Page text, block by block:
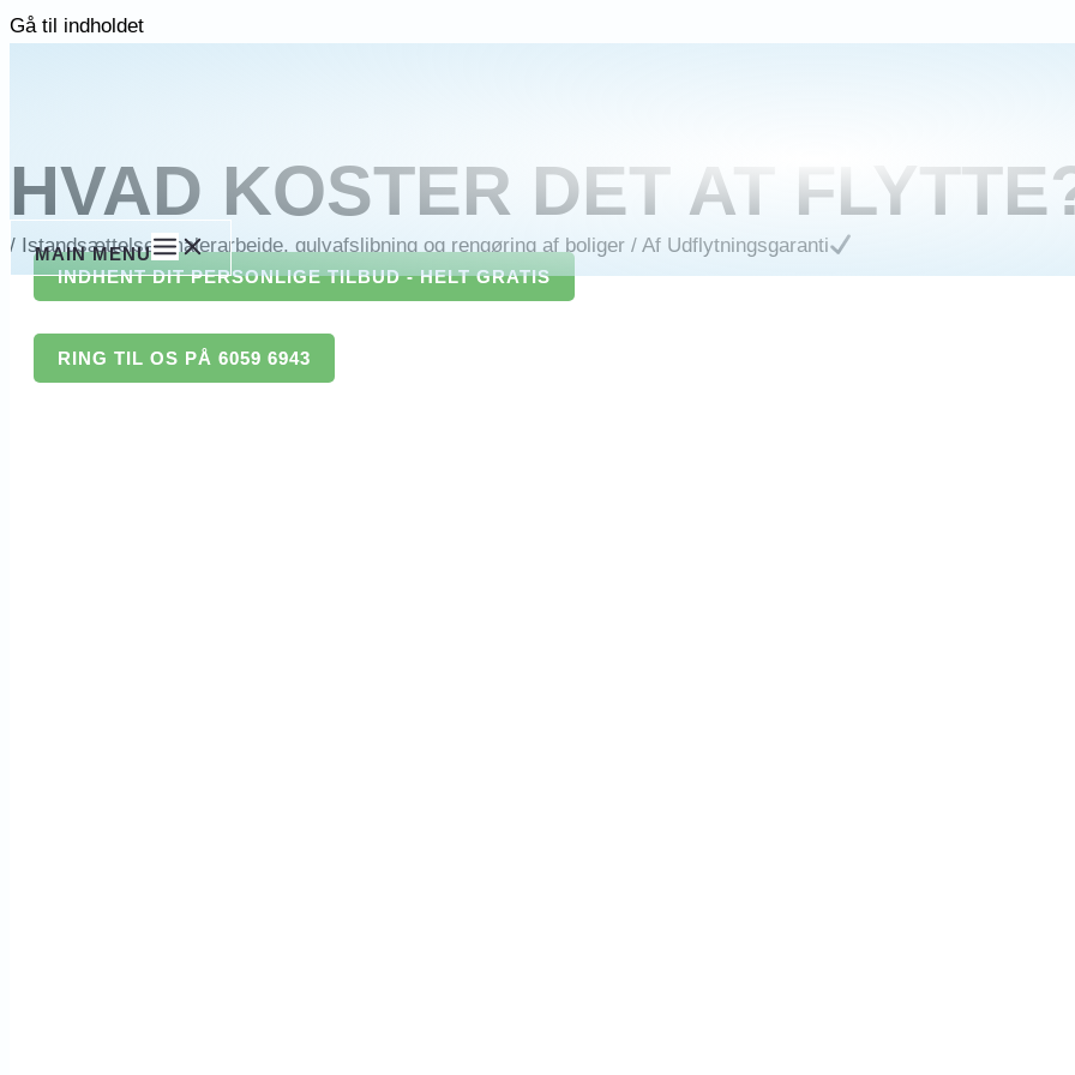
Gå til indholdet
MAIN MENU
HVAD KOSTER DET AT
/ Istandsættelse, malerarbejde, gulvafslibning og rengøring af boliger / Af Udflytningsgaranti
INDHENT DIT PERSONLIGE TILBUD - HELT GRATIS
RING TIL OS PÅ 6059 6943